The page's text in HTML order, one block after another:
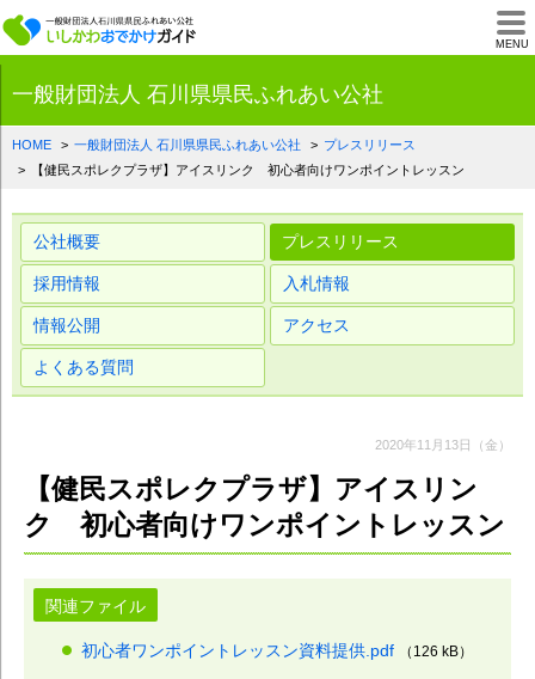
MENU
一般財団法人石川
一般財団法人 石川県県民ふれあい公社
HOME 一般財団法人 石川県県民ふれあい公社
プレスリリース
【健民スポレクプラザ】アイスリンク 初心者向けワンポイントレッスン
公社概要 プレスリリース
採用情報 入札情報
情報公開 アクセス
よくある質問
2020年11月13日（金）
【健民スポレクプラザ】アイスリン
ク 初心者向けワンポイントレッスン
関連ファイル
初心者ワンポイントレッスン資料提供.pdf （126 kB）